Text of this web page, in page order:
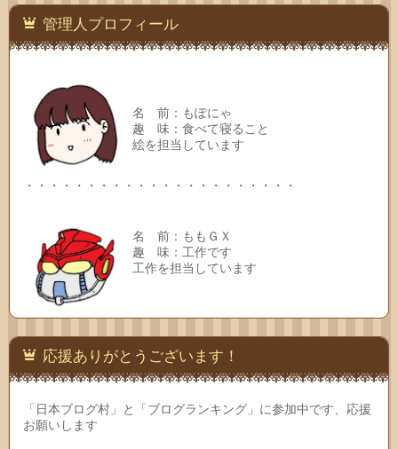
先 管理人プロフィール
名 前：もぽにゃ
趣 味：食べて寝ること
絵を担当しています
・・・・・・・・・・・・・・・・・・・・・・
名 前：ももＧＸ
趣 味：工作です
工作を担当しています
応援ありがとうございます！
「日本ブログ村」と「ブログランキング」に参加中です、応援
お願いします